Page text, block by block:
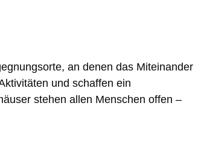
an denen das Miteinander
und schaffen ein
stehen allen Menschen offen –